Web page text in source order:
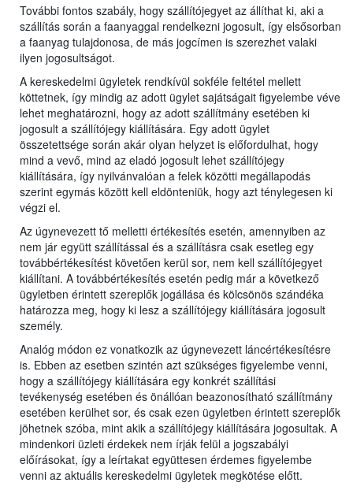
További fontos szabály, hogy szállítójegyet az állíthat ki, aki a
szállítás során a faanyaggal rendelkezni jogosult, így elsősorban
a faanyag tulajdonosa, de más jogcímen is szerezhet valaki
ilyen jogosultságot.
A kereskedelmi ügyletek rendkívül sokféle feltétel mellett
köttetnek, így mindig az adott ügylet sajátságait figyelembe véve
lehet meghatározni, hogy az adott szállítmány esetében ki
jogosult a szállítójegy kiállítására. Egy adott ügylet
összetettsége során akár olyan helyzet is előfordulhat, hogy
mind a vevő, mind az eladó jogosult lehet szállítójegy
kiállítására, így nyilvánvalóan a felek közötti megállapodás
szerint egymás között kell eldönteniük, hogy azt ténylegesen ki
végzi el.
Az úgynevezett tő melletti értékesítés esetén, amennyiben az
nem jár együtt szállítással és a szállításra csak esetleg egy
továbbértékesítést követően kerül sor, nem kell szállítójegyet
kiállítani. A továbbértékesítés esetén pedig már a következő
ügyletben érintett szereplők jogállása és kölcsönös szándéka
határozza meg, hogy ki lesz a szállítójegy kiállítására jogosult
személy.
Analóg módon ez vonatkozik az úgynevezett láncértékesítésre
is. Ebben az esetben szintén azt szükséges figyelembe venni,
hogy a szállítójegy kiállítására egy konkrét szállítási
tevékenység esetében és önállóan beazonosítható szállítmány
esetében kerülhet sor, és csak ezen ügyletben érintett szereplők
jöhetnek szóba, mint akik a szállítójegy kiállítására jogosultak. A
mindenkori üzleti érdekek nem írják felül a jogszabályi
előírásokat, így a leírtakat együttesen érdemes figyelembe
venni az aktuális kereskedelmi ügyletek megkötése előtt.